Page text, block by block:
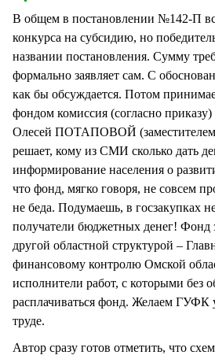
В общем в постановлении №142-П
конкурса на субсидию, но
названии постановления. Сумму
формально заявляет сам. С
как бы обсуждается. Потом
фондом комиссия (согласно
Олесей ПОТАПОВОЙ
решает, кому из СМИ сколько дать
информирование населения о
что фонд, мягко говоря, не совсем
не беда. Подумаешь, в госзакупках
получатели бюджетных денег! Фонд
другой областной структурой –
финансовому контролю Омской
исполнители работ, с которыми без
расплачиваться фонд. Желаем ГУФК
труде.
Автор сразу готов отметить, что